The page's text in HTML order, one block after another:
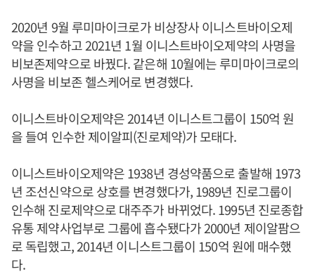
2020년 9월 루미마이크로가 비상장사 이니스트바이오제
약을 인수하고 2021년 1월 이니스트바이오제약의 사명을
비보존제약으로 바꿨다. 같은해 10월에는 루미마이크로의
사명을 비보존 헬스케어로 변경했다.
이니스트바이오제약은 2014년 이니스트그룹이 150억 원
을 들여 인수한 제이알피(진로제약)가 모태다.
이니스트바이오제약은 1938년 경성약품으로 출발해 1973
년 조선신약으로 상호를 변경했다가, 1989년 진로그룹이
인수해 진로제약으로 대주주가 바뀌었다. 1995년 진로종합
유통 제약사업부로 그룹에 흡수됐다가 2000년 제이알팜으
로 독립했고, 2014년 이니스트그룹이 150억 원에 매수했
다.